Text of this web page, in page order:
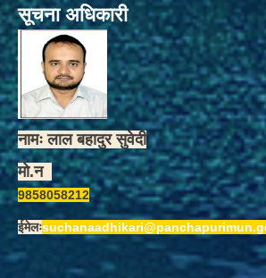
सूचना अधिकारी
नामः लाल बहादुर सुवेदी
मो.न
9858058212
ईमेलः